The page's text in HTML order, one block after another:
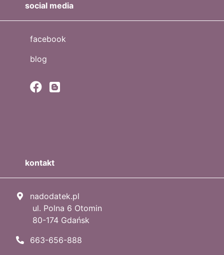
social media
facebook
blog
kontakt
nadodatek.pl
ul. Polna 6 Otomin
80-174 Gdańsk
663-656-888